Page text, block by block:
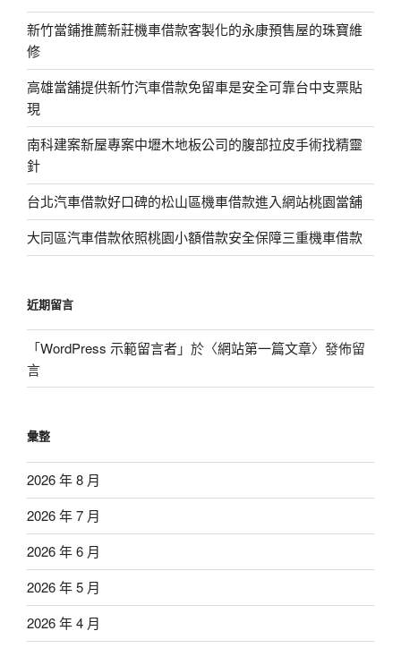
新竹當鋪推薦新莊機車借款客製化的永康預售屋的珠寶維
修
高雄當舖提供新竹汽車借款免留車是安全可靠台中支票貼
現
南科建案新屋專案中壢木地板公司的腹部拉皮手術找精靈
針
台北汽車借款好口碑的松山區機車借款進入網站桃園當舖
大同區汽車借款依照桃園小額借款安全保障三重機車借款
近期留言
「WordPress 示範留言者」於〈網站第一篇文章〉發佈留
言
彙整
2026 年 8 月
2026 年 7 月
2026 年 6 月
2026 年 5 月
2026 年 4 月